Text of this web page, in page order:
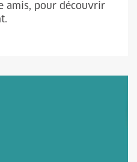
amis, pour découvrir